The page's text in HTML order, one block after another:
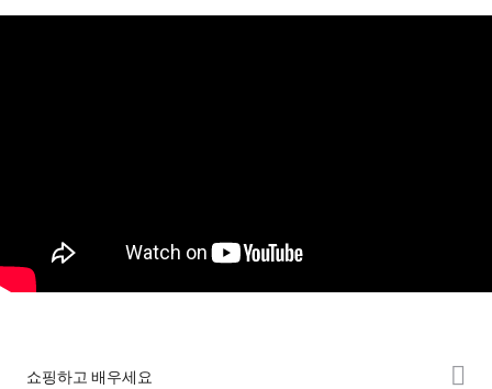
쇼핑하고 배우세요